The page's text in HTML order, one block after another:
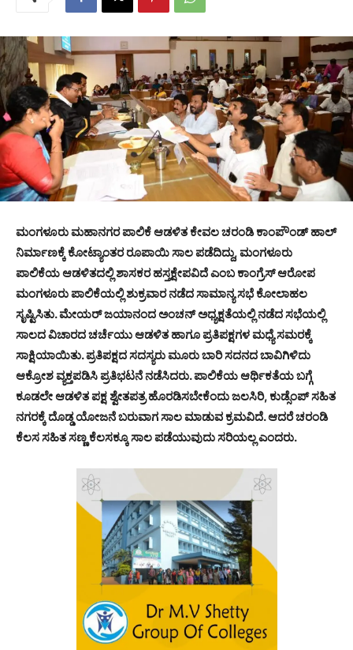
ಮಂಗಳೂರು ಮಹಾನಗರ ಪಾಲಿಕೆ ಆಡಳಿತ ಕೇವಲ ಚರಂಡಿ ಕಾಂಪೌಂಡ್ ಹಾಲ್
ನಿರ್ಮಾಣಕ್ಕೆ ಕೋಟ್ಯಾಂತರ ರೂಪಾಯಿ ಸಾಲ ಪಡೆದಿದ್ದು, ಮಂಗಳೂರು
ಪಾಲಿಕೆಯ ಆಡಳಿತದಲ್ಲಿ ಶಾಸಕರ ಹಸ್ತಕ್ಷೇಪವಿದೆ ಎಂಬ ಕಾಂಗ್ರೆಸ್ ಆರೋಪ
ಮಂಗಳೂರು ಪಾಲಿಕೆಯಲ್ಲಿ ಶುಕ್ರವಾರ ನಡೆದ ಸಾಮಾನ್ಯ ಸಭೆ ಕೋಲಾಹಲ
ಸೃಷ್ಟಿಸಿತು. ಮೇಯರ್ ಜಯಾನಂದ ಅಂಚನ್ ಅಧ್ಯಕ್ಷತೆಯಲ್ಲಿ ನಡೆದ ಸಭೆಯಲ್ಲಿ
ಸಾಲದ ವಿಚಾರದ ಚರ್ಚೆಯು ಆಡಳಿತ ಹಾಗೂ ಪ್ರತಿಪಕ್ಷಗಳ ಮಧ್ಯೆ ಸಮರಕ್ಕೆ
ಸಾಕ್ಷಿಯಾಯಿತು. ಪ್ರತಿಪಕ್ಷದ ಸದಸ್ಯರು ಮೂರು ಬಾರಿ ಸದನದ ಬಾವಿಗಿಳಿದು
ಆಕ್ರೋಶ ವ್ಯಕ್ತಪಡಿಸಿ ಪ್ರತಿಭಟನೆ ನಡೆಸಿದರು. ಪಾಲಿಕೆಯ ಆರ್ಥಿಕತೆಯ ಬಗ್ಗೆ
ಕೂಡಲೇ ಆಡಳಿತ ಪಕ್ಷ ಶ್ವೇತಪತ್ರ ಹೊರಡಿಸಬೇಕೆಂದು ಜಲಸಿರಿ, ಕುಡ್ಸೆಂಪ್ ಸಹಿತ
ನಗರಕ್ಕೆ ದೊಡ್ಡ ಯೋಜನೆ ಬರುವಾಗ ಸಾಲ ಮಾಡುವ ಕ್ರಮವಿದೆ. ಆದರೆ ಚರಂಡಿ
ಕೆಲಸ ಸಹಿತ ಸಣ್ಣ ಕೆಲಸಕ್ಕೂ ಸಾಲ ಪಡೆಯುವುದು ಸರಿಯಲ್ಲ ಎಂದರು.